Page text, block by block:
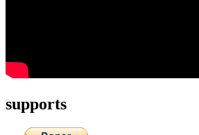
supports